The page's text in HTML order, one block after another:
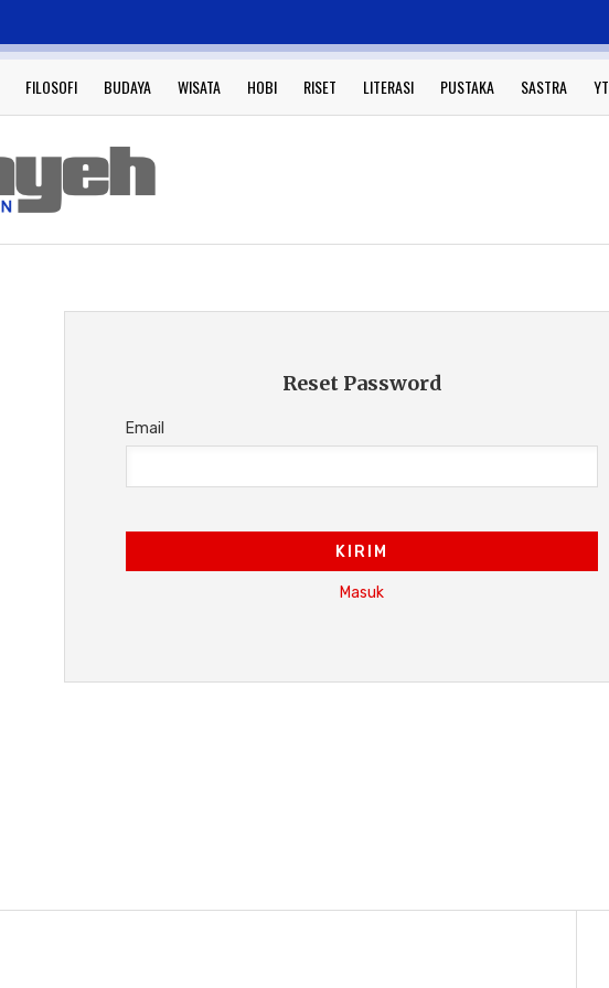
FILOSOFI BUDAYA WISATA HOBI RISET LITERASI PUSTAKA SASTRA
Reset Password
Email
KIRIM
Masuk